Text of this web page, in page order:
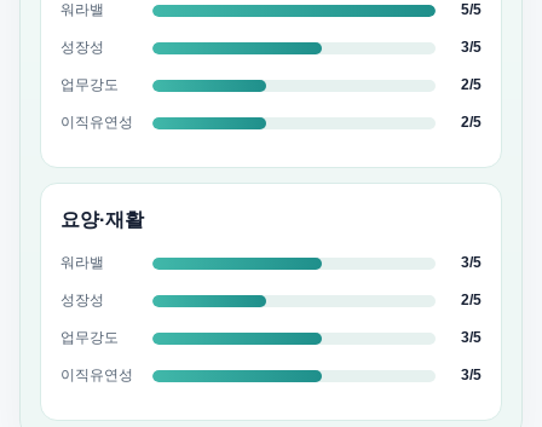
워라밸 5/5
성장성 3/5
업무강도 2/5
이직유연성 2/5
요양·재활
워라밸 3/5
성장성 2/5
업무강도 3/5
이직유연성 3/5